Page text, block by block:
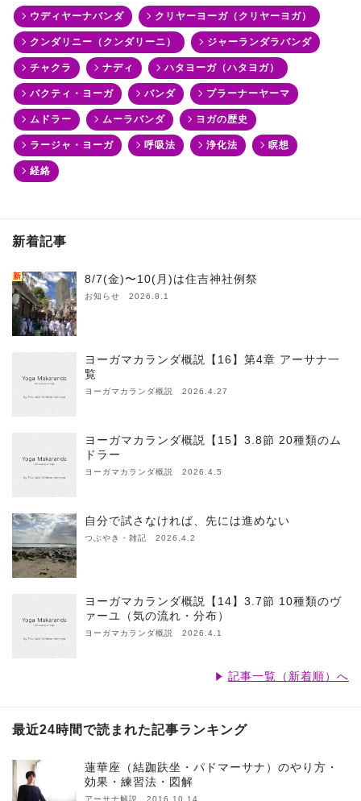
ウディヤーナバンダ クリヤーヨーガ（クリヤーヨガ）
クンダリニー（クンダリーニ） ジャーランダラバンダ
チャクラ ナディ ハタヨーガ（ハタヨガ）
バクティ・ヨーガ バンダ プラーナーヤーマ
ムドラー ムーラバンダ ヨガの歴史
ラージャ・ヨーガ 呼吸法 浄化法 瞑想
経絡
新着記事
新 8/7(金)〜10(月)は住吉神社例祭
お知らせ 2026.8.1
ヨーガマカランダ概説【16】第4章 アーサナ一
覧
ヨーガマカランダ概説 2026.4.27
ヨーガマカランダ概説【15】3.8節 20種類のム
ドラー
ヨーガマカランダ概説 2026.4.5
自分で試さなければ、先には進めない
つぶやき・雑記 2026.4.2
ヨーガマカランダ概説【14】3.7節 10種類のヴ
ァーユ（気の流れ・分布）
ヨーガマカランダ概説 2026.4.1
記事一覧（新着順）へ
最近24時間で読まれた記事ランキング
蓮華座（結跏趺坐・パドマーサナ）のやり方・
効果・練習法・図解
アーサナ解説 2016.10.14